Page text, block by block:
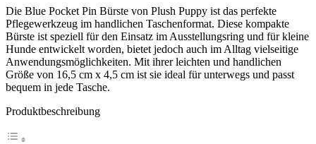
Die Blue Pocket Pin Bürste von Plush Puppy ist das perfekte
Pflegewerkzeug im handlichen Taschenformat. Diese kompakte
Bürste ist speziell für den Einsatz im Ausstellungsring und für kleine
Hunde entwickelt worden, bietet jedoch auch im Alltag vielseitige
Anwendungsmöglichkeiten. Mit ihrer leichten und handlichen
Größe von 16,5 cm x 4,5 cm ist sie ideal für unterwegs und passt
bequem in jede Tasche.
Produktbeschreibung